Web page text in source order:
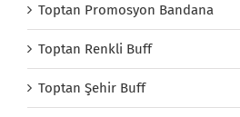
Toptan Promosyon Bandana
Toptan Renkli Buff
Toptan Şehir Buff